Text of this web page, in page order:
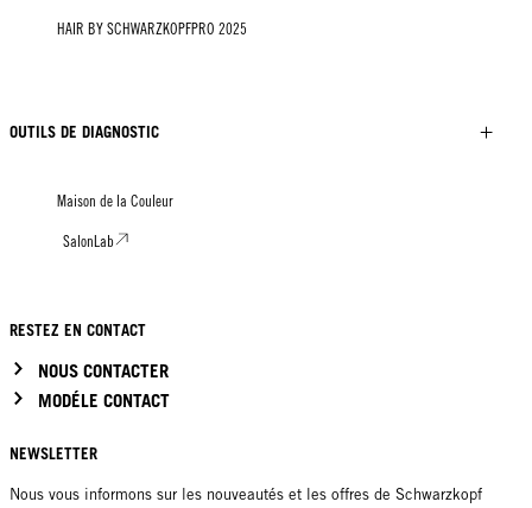
HAIR BY SCHWARZKOPFPRO 2025
OUTILS DE DIAGNOSTIC
Maison de la Couleur
SalonLab
RESTEZ EN CONTACT
NOUS CONTACTER
MODÉLE CONTACT
NEWSLETTER
Nous vous informons sur les nouveautés et les offres de Schwarzkopf